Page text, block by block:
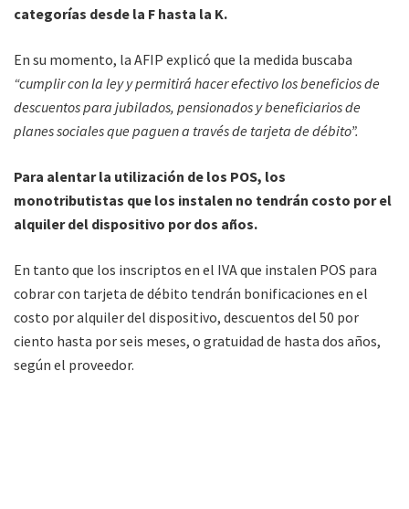
categorías desde la F hasta la K.
En su momento, la AFIP explicó que la medida buscaba
“cumplir con la ley y permitirá hacer efectivo los beneficios de
descuentos para jubilados, pensionados y beneficiarios de
planes sociales que paguen a través de tarjeta de débito”.
Para alentar la utilización de los POS, los
monotributistas que los instalen no tendrán costo por el
alquiler del dispositivo por dos años.
En tanto que los inscriptos en el IVA que instalen POS para
cobrar con tarjeta de débito tendrán bonificaciones en el
costo por alquiler del dispositivo, descuentos del 50 por
ciento hasta por seis meses, o gratuidad de hasta dos años,
según el proveedor.